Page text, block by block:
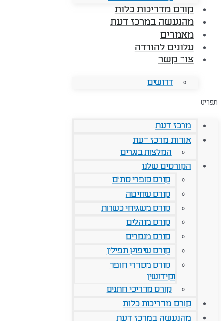
קורס מדריכות כלות
מהנעשה במרכז דעת
מאמרים
עלונים להורדה
צור קשר
דרושים
תפריט
מרכז דעת
אודות מרכז דעת
המלצות בוגרים
הקורסים שלנו
קורס סופרי סת"ם
קורס שחיטה
קורס משגיחי כשרות
קורס מוהלים
קורס מנקרים
קורס שיפוץ תפילין
קורס מסדרי חופה
וקידושין
קורס מדריכי חתנים
קורס מדריכות כלות
מהנעשה במרכז דעת